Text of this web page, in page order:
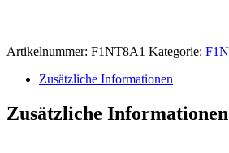
Artikelnummer: F1NT8A1 Kategorie: F1N
Zusätzliche Informationen
Zusätzliche Informationen